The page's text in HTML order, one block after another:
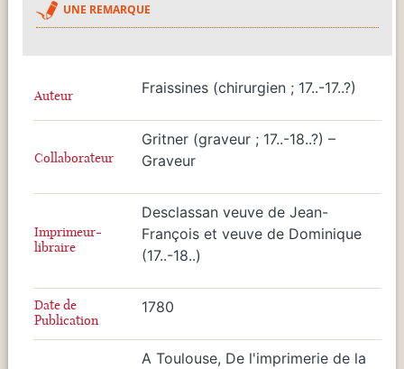
UNE REMARQUE
Auteur Fraissines (chirurgien ; 17..-17..?)
Collaborateur
Gritner (graveur ; 17..-18..?) –
Graveur
Imprimeur-
libraire
Desclassan veuve de Jean-
François et veuve de Dominique
(17..-18..)
Date de
Publication
1780
A Toulouse, De l'imprimerie de la